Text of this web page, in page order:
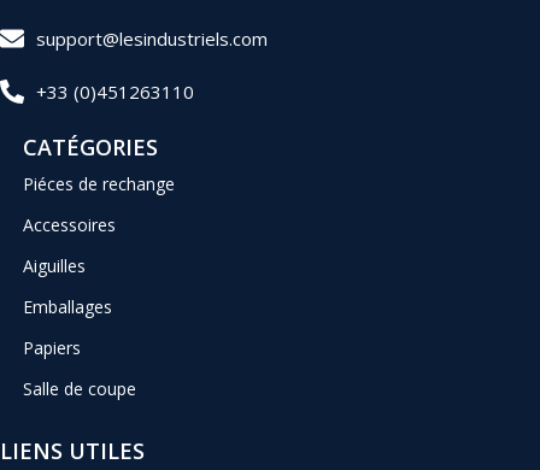
support@lesindustriels.com
+33 (0)451263110
CATÉGORIES
Piéces de rechange
Accessoires
Aiguilles
Emballages
Papiers
Salle de coupe
LIENS UTILES